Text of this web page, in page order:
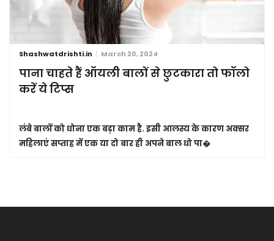
Shashwatdrishti.in March 20, 2024
पाना चाहते हैं ऑयली बालों से छुटकारा तो फॉलो
करें ये टिप्स
लंबे बालों को धोना एक बड़ा काम है. इसी आलस्य के कारण अक्सर
महिलाएं सप्ताह में एक या दो बार ही अपने बाल धो पा�